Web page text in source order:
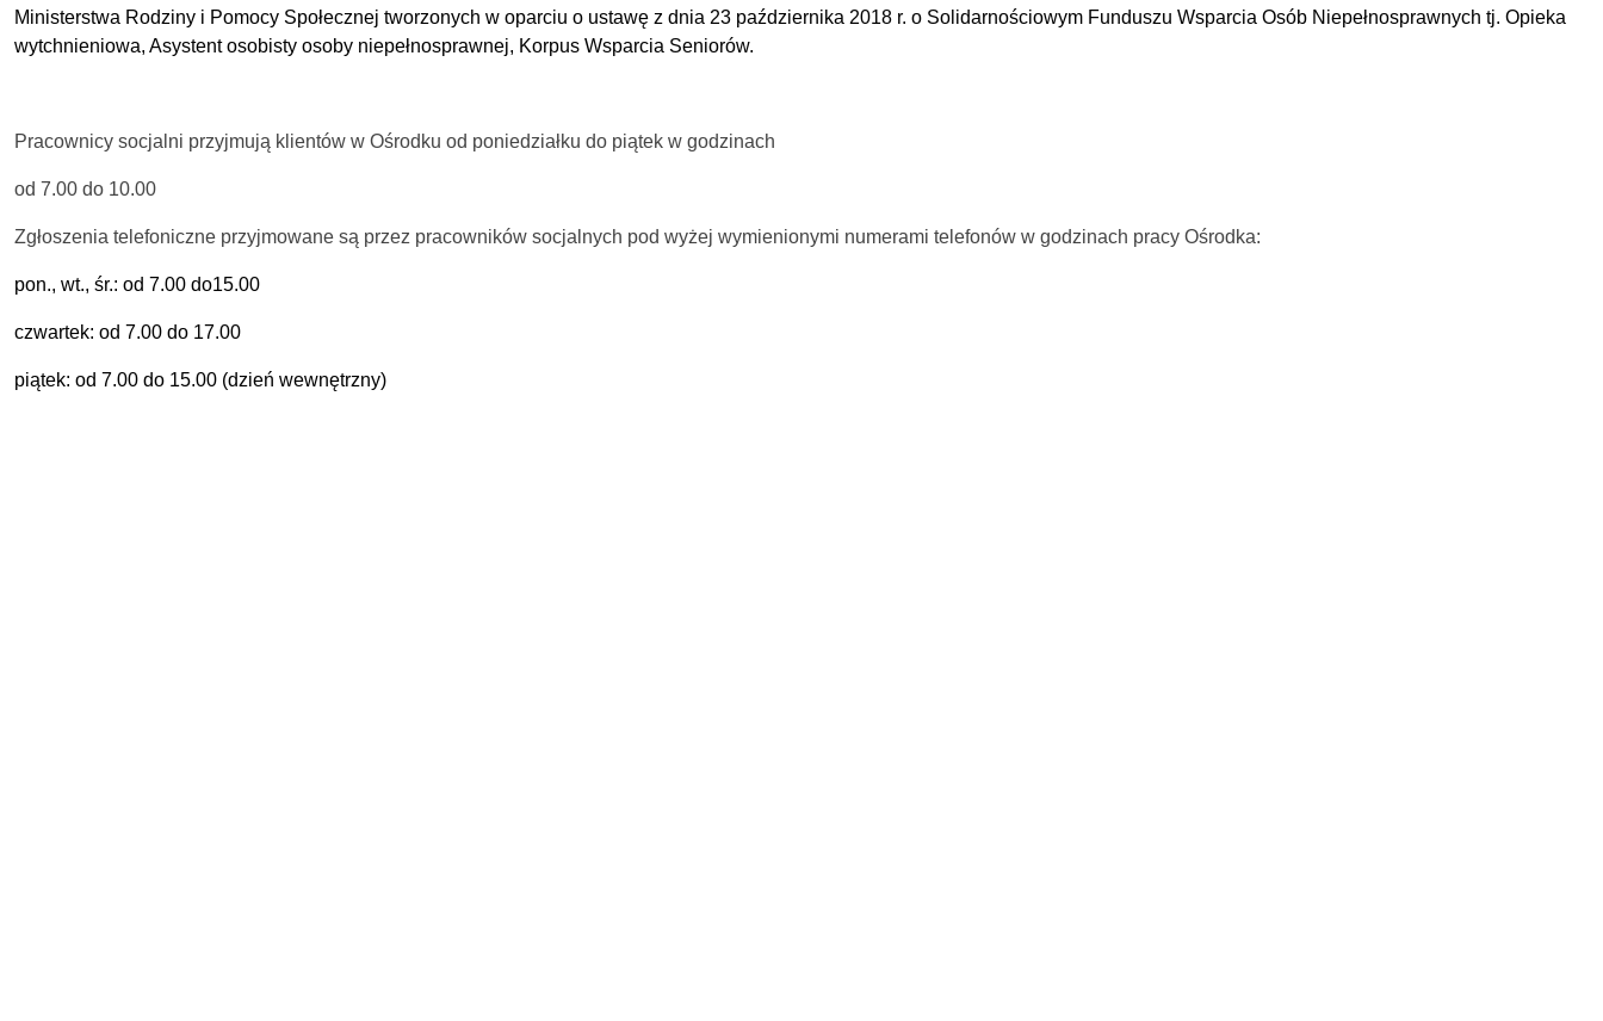
Ministerstwa Rodziny i Pomocy Społecznej tworzonych w oparciu o ustawę z dnia 23 października 2018 r. o Solidarnościowym Funduszu Wsparcia Osób Niepełnosprawnych tj. Opieka
wytchnieniowa, Asystent osobisty osoby niepełnosprawnej, Korpus Wsparcia Seniorów.
Pracownicy socjalni przyjmują klientów w Ośrodku od poniedziałku do piątek w godzinach
od 7.00 do 10.00
Zgłoszenia telefoniczne przyjmowane są przez pracowników socjalnych pod wyżej wymienionymi numerami telefonów w godzinach pracy Ośrodka:
pon., wt., śr.: od 7.00 do15.00
czwartek: od 7.00 do 17.00
piątek: od 7.00 do 15.00 (dzień wewnętrzny)